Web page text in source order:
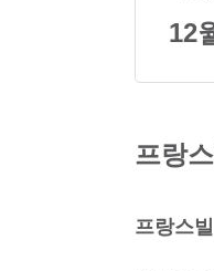
12
프랑
프랑스